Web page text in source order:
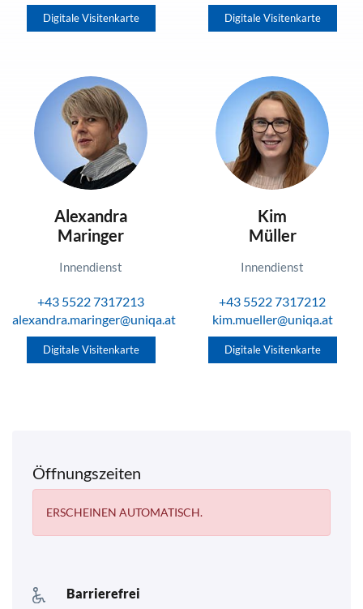
Digitale Visitenkarte Digitale Visitenkarte
Alexandra
Maringer
Innendienst
+43 5522 7317213
alexandra.maringer@uniqa.at
Digitale Visitenkarte
Kim
Müller
Innendienst
+43 5522 7317212
kim.mueller@uniqa.at
Digitale Visitenkarte
Öffnungszeiten
ERSCHEINEN AUTOMATISCH.
Barrierefrei